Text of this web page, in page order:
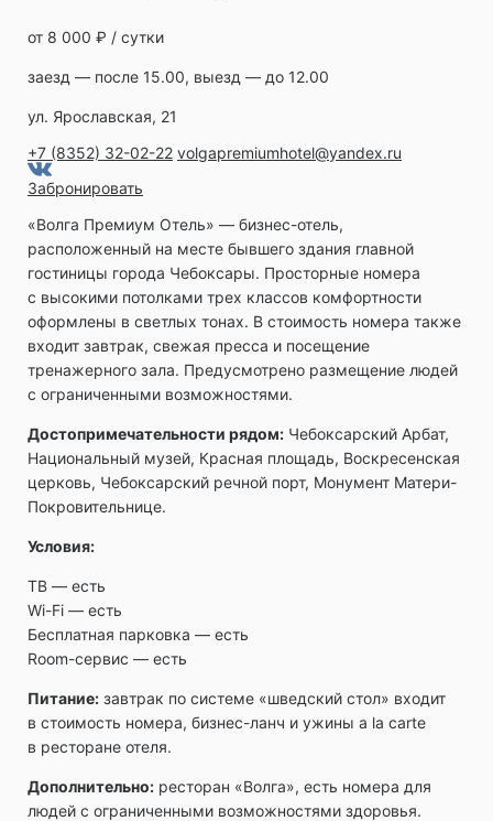
от 8 000 ₽ / сутки
заезд — после 15.00, выезд — до 12.00
ул. Ярославская, 21
+7 (8352) 32-02-22 volgapremiumhotel@yandex.ru
Забронировать
«Волга Премиум Отель» ― бизнес-отель,
расположенный на месте бывшего здания главной
гостиницы города Чебоксары. Просторные номера
с высокими потолками трех классов комфортности
оформлены в светлых тонах. В стоимость номера также
входит завтрак, свежая пресса и посещение
тренажерного зала. Предусмотрено размещение людей
с ограниченными возможностями.
Достопримечательности рядом: Чебоксарский Арбат,
Национальный музей, Красная площадь, Воскресенская
церковь, Чебоксарский речной порт, Монумент Матери-
Покровительнице.
Условия:
ТВ ― есть
Wi-Fi ― есть
Бесплатная парковка ― есть
Room-сервис ― есть
Питание: завтрак по системе «шведский стол» входит
в стоимость номера, бизнес-ланч и ужины a la carte
в ресторане отеля.
Дополнительно: ресторан «Волга», есть номера для
людей с ограниченными возможностями здоровья.